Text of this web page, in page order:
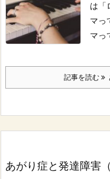
は「
マっ
マっ
記事を読む
あがり症と発達障害